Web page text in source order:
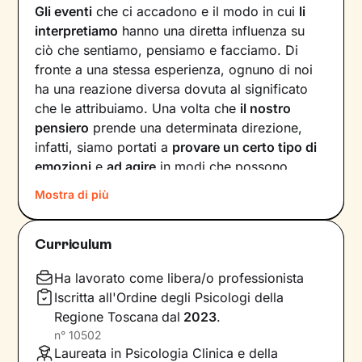
Gli eventi che ci accadono e il modo in cui li
interpretiamo hanno una diretta influenza su
ciò che sentiamo, pensiamo e facciamo. Di
fronte a una stessa esperienza, ognuno di noi
ha una reazione diversa dovuta al significato
che le attribuiamo. Una volta che il nostro
pensiero prende una determinata direzione,
infatti, siamo portati a provare un certo tipo di
emozioni ead agire in modi che possono
Per interrompere questo circolo vizioso e
innescare un cambiamento positivo, è
comportamenti che causano emozioni
spiacevoli e andare a lavorare su di essi.
Il primo obiettivo dei nostri incontri sarà quello
di farti acquisire unamaggiore consapevolezza
Mostra di più
Curriculum
Ha lavorato come libera/o professionista
Iscritta all'Ordine degli Psicologi della
Regione Toscana dal 2023.
n° 10502
Laureata in Psicologia Clinica e della